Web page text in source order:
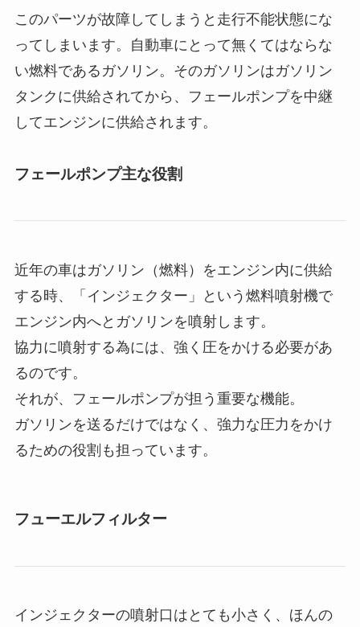
このパーツが故障してしまうと走行不能状態にな
ってしまいます。自動車にとって無くてはならな
い燃料であるガソリン。そのガソリンはガソリン
タンクに供給されてから、フェールポンプを中継
してエンジンに供給されます。
フェールポンプ主な役割
近年の車はガソリン（燃料）をエンジン内に供給
する時、「インジェクター」という燃料噴射機で
エンジン内へとガソリンを噴射します。
協力に噴射する為には、強く圧をかける必要があ
るのです。
それが、フェールポンプが担う重要な機能。
ガソリンを送るだけではなく、強力な圧力をかけ
るための役割も担っています。
フューエルフィルター
インジェクターの噴射口はとても小さく、ほんの